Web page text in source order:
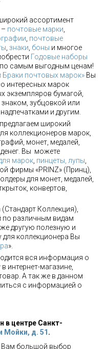
ассортимент
почтовые марки
почтовые
знаки боны и многое
Годовые наборы
по самым выгодным ценам!
Браки почтовых марок» Вы
интересных марок
экземпляров бумагой,
зубцовкой или
и другим.
широкий
коллекционеров марок,
монет, медалей,
Вы можете
марок пинцеты, лупы
фирмы «PRINZ» (Принц),
для монет, медалей,
конвертов,
Коллекция),
по различным видам
другую полезную и
для коллекционера Вы
».
вся информация о
интернет-магазине,
А так же в данном
с информацией о
в центре Санкт-
Мойки, д. 51 .
Вам большой выбор